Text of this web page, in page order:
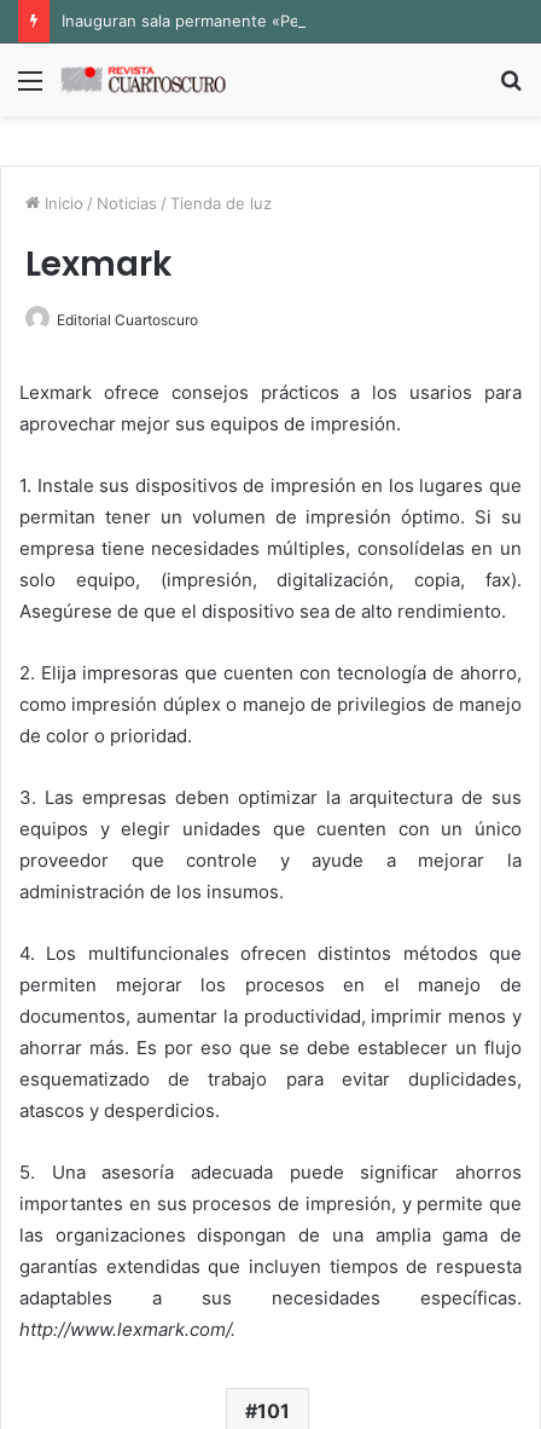
Menú
Inicio / Noticias / Tienda de luz
Lexmark
Editorial Cuartoscuro
Lexmark ofrece consejos prácticos a los usarios para
aprovechar mejor sus equipos de impresión.
1. Instale sus dispositivos de impresión en los lugares que
permitan tener un volumen de impresión óptimo. Si su
empresa tiene necesidades múltiples, consolídelas en un
solo equipo, (impresión, digitalización, copia, fax).
Asegúrese de que el dispositivo sea de alto rendimiento.
2. Elija impresoras que cuenten con tecnología de ahorro,
como impresión dúplex o manejo de privilegios de manejo
de color o prioridad.
3. Las empresas deben optimizar la arquitectura de sus
equipos y elegir unidades que cuenten con un único
proveedor que controle y ayude a mejorar la
administración de los insumos.
4. Los multifuncionales ofrecen distintos métodos que
permiten mejorar los procesos en el manejo de
documentos, aumentar la productividad, imprimir menos y
ahorrar más. Es por eso que se debe establecer un flujo
esquematizado de trabajo para evitar duplicidades,
atascos y desperdicios.
5. Una asesoría adecuada puede significar ahorros
importantes en sus procesos de impresión, y permite que
las organizaciones dispongan de una amplia gama de
garantías extendidas que incluyen tiempos de respuesta
adaptables a sus necesidades específicas.
http://www.lexmark.com/.
101